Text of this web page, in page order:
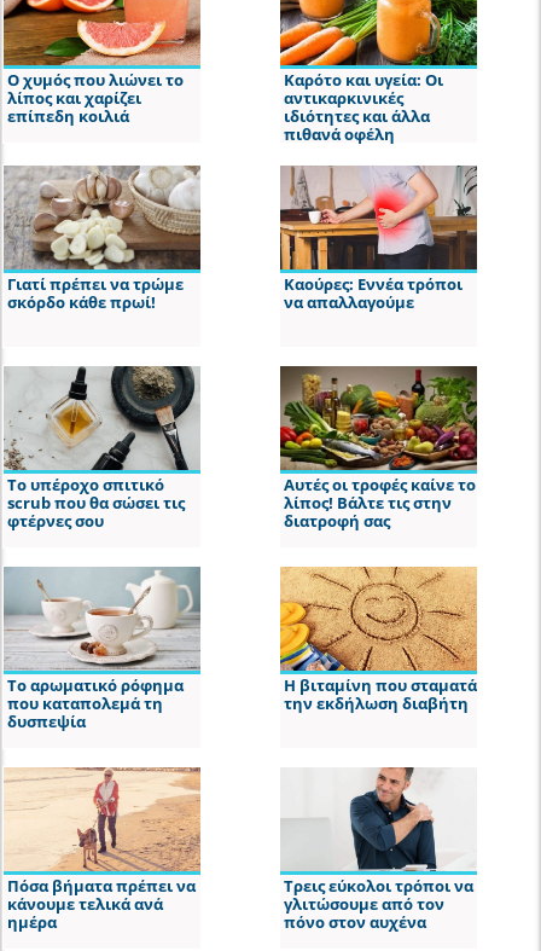
Ο χυμός που λιώνει το
λίπος και χαρίζει
επίπεδη κοιλιά
Καρότο και υγεία: Οι
αντικαρκινικές
ιδιότητες και άλλα
πιθανά οφέλη
Γιατί πρέπει να τρώμε
σκόρδο κάθε πρωί!
Καούρες: Εννέα τρόποι
να απαλλαγούμε
Το υπέροχο σπιτικό
scrub που θα σώσει τις
φτέρνες σου
Αυτές οι τροφές καίνε το
λίπος! Βάλτε τις στην
διατροφή σας
Το αρωματικό ρόφημα
που καταπολεμά τη
δυσπεψία
Η βιταμίνη που σταματά
την εκδήλωση διαβήτη
Πόσα βήματα πρέπει να
κάνουμε τελικά ανά
ημέρα
Τρεις εύκολοι τρόποι να
γλιτώσουμε από τον
πόνο στον αυχένα